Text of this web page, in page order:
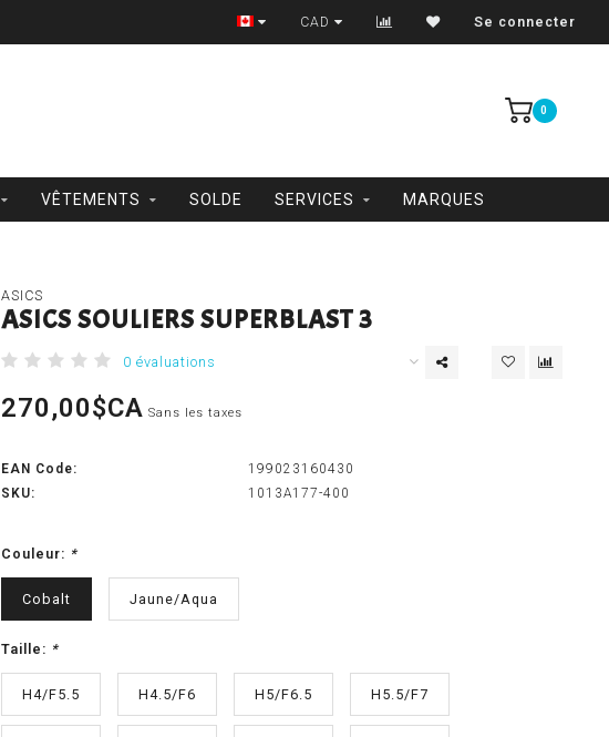
Trois-Rivières et Shawinigan
CAD Se connecter
0
VÊTEMENTS SOLDE SERVICES MARQUES
ASICS
ASICS SOULIERS SUPERBLAST 3
0 évaluations
270,00$CA Sans les taxes
EAN Code:
199023160430
SKU:
1013A177-400
Couleur: *
Cobalt Jaune/Aqua
Taille: *
H4/F5.5 H4.5/F6 H5/F6.5 H5.5/F7